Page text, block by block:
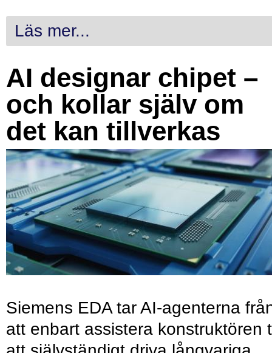
Läs mer...
AI designar chipet –
och kollar själv om
det kan tillverkas
Siemens EDA tar AI-agenterna
att enbart assistera konstruktören